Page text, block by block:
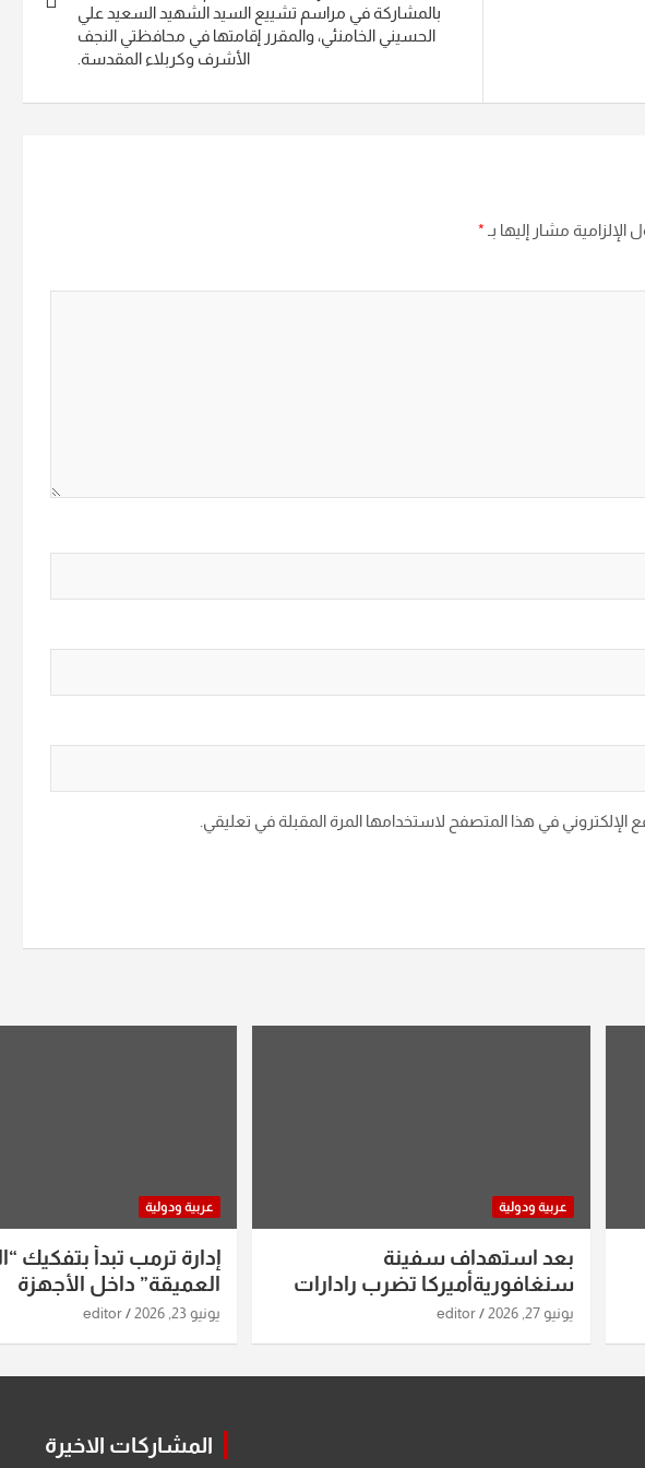
بالمشاركة في مراسم تشييع السيد الشهيد السعيد علي
الحسيني الخامنئي، والمقرر إقامتها في محافظتي النجف
الأشرف وكربلاء المقدسة.
الإلزامية مشار إليها بـ *
الإلكتروني في هذا المتصفح لاستخدامها المرة المقبلة في تعليقي.
عربية ودولية
بعد استهداف سفينة
سنغافوريةأميركا تضرب رادارات
ومواقع صواريخ ومسيرات إيران..
يونيو 27, 2026 editor
عربية ودولية
إدارة ترمب تبدأ بتفكيك
العميقة” داخل الأجهزة
الاستخباراتية
يونيو 23, 2026 editor
المشاركات الاخيرة